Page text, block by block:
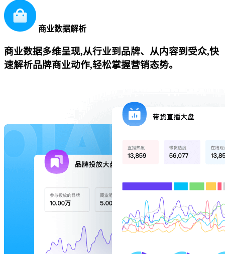
商业数据解析
商业数据多维呈现,从行业到品牌、从内容到受众,快
速解析品牌商业动作,轻松掌握营销态势。